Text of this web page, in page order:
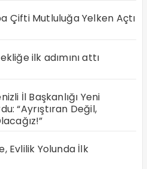
Çifti Mutluluğa Yelken Açtı
ilk adımını attı
İl Başkanlığı Yeni
“Ayrıştıran Değil,
Evlilik Yolunda İlk